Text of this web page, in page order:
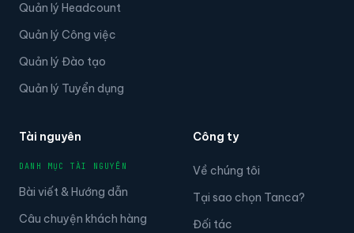
Quản lý Headcount
Quản lý Công việc
Quản lý Đào tạo
Quản lý Tuyển dụng
Tài nguyên
DANH MỤC TÀI NGUYÊN
Bài viết & Hướng dẫn
Câu chuyện khách hàng
Công ty
Về chúng tôi
Tại sao chọn Tanca?
Đối tác